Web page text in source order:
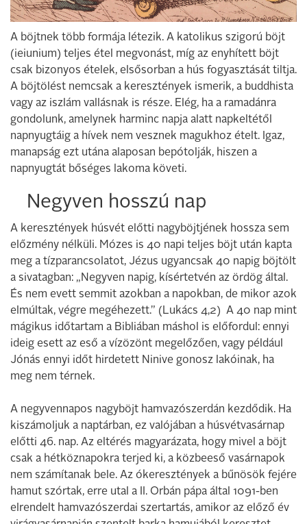
A böjtnek több formája létezik. A katolikus szigorú böjt
(ieiunium) teljes étel megvonást, míg az enyhített böjt
csak bizonyos ételek, elsősorban a hús fogyasztását tiltja.
A böjtölést nemcsak a keresztények ismerik, a buddhista
vagy az iszlám vallásnak is része. Elég, ha a ramadánra
gondolunk, amelynek harminc napja alatt napkeltétől
napnyugtáig a hívek nem vesznek magukhoz ételt. Igaz,
manapság ezt utána alaposan bepótolják, hiszen a
napnyugtát bőséges lakoma követi.
Negyven hosszú nap
A keresztények húsvét előtti nagyböjtjének hossza sem
előzmény nélküli. Mózes is 40 napi teljes böjt után kapta
meg a tízparancsolatot, Jézus ugyancsak 40 napig böjtölt
a sivatagban: „Negyven napig, kísértetvén az ördög által.
És nem evett semmit azokban a napokban, de mikor azok
elmúltak, végre megéhezett.” (Lukács 4,2) A 40 nap mint
mágikus időtartam a Bibliában máshol is előfordul: ennyi
ideig esett az eső a vízözönt megelőzően, vagy például
Jónás ennyi időt hirdetett Ninive gonosz lakóinak, ha
meg nem térnek.
A negyvennapos nagyböjt hamvazószerdán kezdődik. Ha
kiszámoljuk a naptárban, ez valójában a húsvétvasárnap
előtti 46. nap. Az eltérés magyarázata, hogy mivel a böjt
csak a hétköznapokra terjed ki, a közbeeső vasárnapok
nem számítanak bele. Az ókeresztények a bűnösök fejére
hamut szórtak, erre utal a II. Orbán pápa által 1091-ben
elrendelt hamvazószerdai szertartás, amikor az előző év